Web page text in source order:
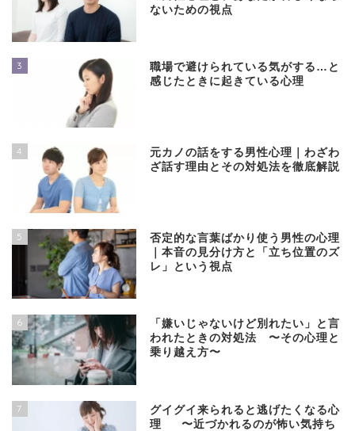
ないための視点
3
職場で避けられている気がする…と
感じたときに起きている心理
4
元カノの話をする男性心理｜わざわ
ざ話す理由とその対処法を徹底解説
5
否定的な言葉ばかり使う男性の心理
｜本音の見分け方と「立ち位置のズ
レ」という視点
6
「嫌いじゃないけど別れたい」と言
われたときの対処法 〜その心理と
乗り越え方〜
7
グイグイ来られると逃げたくなる心
理 〜近づかれるのが怖い気持ち